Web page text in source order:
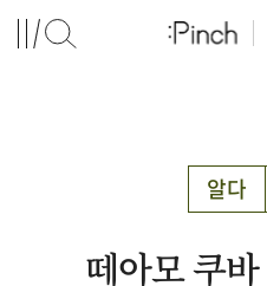
알다
떼아모 쿠